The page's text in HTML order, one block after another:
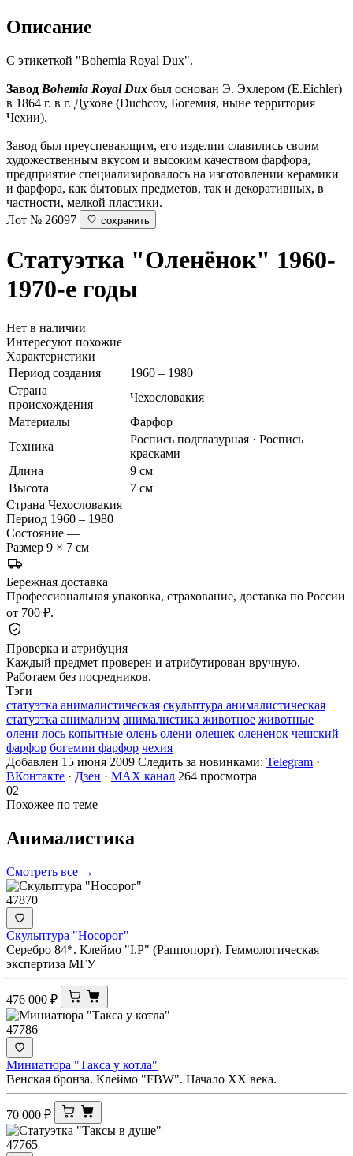
Описание
С этикеткой "Bohemia Royal Dux".
Завод Bohemia Royal Dux был основан Э. Эхлером (E.Eichler)
в 1864 г. в г. Духове (Duchcov, Богемия, ныне территория
Чехии).
Завод был преуспевающим, его изделии славились своим
художественным вкусом и высоким качеством фарфора,
предприятие специализировалось на изготовлении керамики
и фарфора, как бытовых предметов, так и декоративных, в
частности, мелкой пластики.
Лот № 26097
сохранить
Статуэтка "Оленёнок" 1960-
1970-е годы
Нет в наличии
Интересуют похожие
Характеристики
Период создания
1960 – 1980
Страна
происхождения
Чехословакия
Материалы
Фарфор
Техника
Роспись подглазурная · Роспись
красками
Длина
9 см
Высота
7 см
Страна Чехословакия
Период 1960 – 1980
Состояние —
Размер 9 × 7 см
Бережная доставка
Профессиональная упаковка, страхование, доставка по России
от 700 ₽.
Проверка и атрибуция
Каждый предмет проверен и атрибутирован вручную.
Работаем без посредников.
Тэги
статуэтка анималистическая скульптура анималистическая
статуэтка анимализм анималистика животное животные
олени лось копытные олень олени олешек олененок чешский
фарфор богемии фарфор чехия
Добавлен 15 июня 2009 Следить за новинками: Telegram ·
ВКонтакте · Дзен · MAX канал 264 просмотра
02
Похожее по теме
Анималистика
Смотреть все →
47870
Скульптура "Носорог"
Серебро 84*. Клеймо "I.Р" (Раппопорт). Геммологическая
экспертиза МГУ
476 000 ₽
47786
Миниатюра "Такса у котла"
Венская бронза. Клеймо "FBW". Начало ХХ века.
70 000 ₽
47765